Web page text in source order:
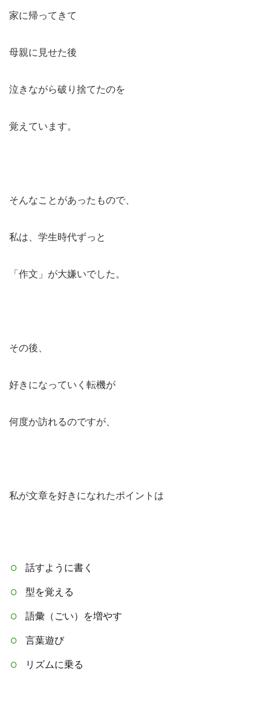
家に帰ってきて
母親に見せた後
泣きながら破り捨てたのを
覚えています。
そんなことがあったもので、
私は、学生時代ずっと
「作文」が大嫌いでした。
その後、
好きになっていく転機が
何度か訪れるのですが、
私が文章を好きになれたポイントは
話すように書く
型を覚える
語彙（ごい）を増やす
言葉遊び
リズムに乗る